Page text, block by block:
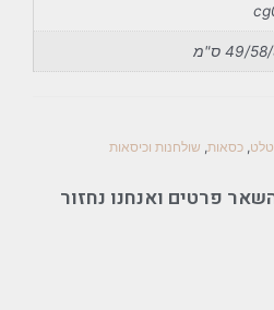
87 ס"מ
, כסאות, שולחנות וכיסאות
פרטים ואנחנו נחזור